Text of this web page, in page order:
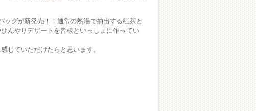
グが新発売！！通常の熱湯で抽出する紅茶と
んやりデザートを皆様といっしょに作ってい
じていただけたらと思います。